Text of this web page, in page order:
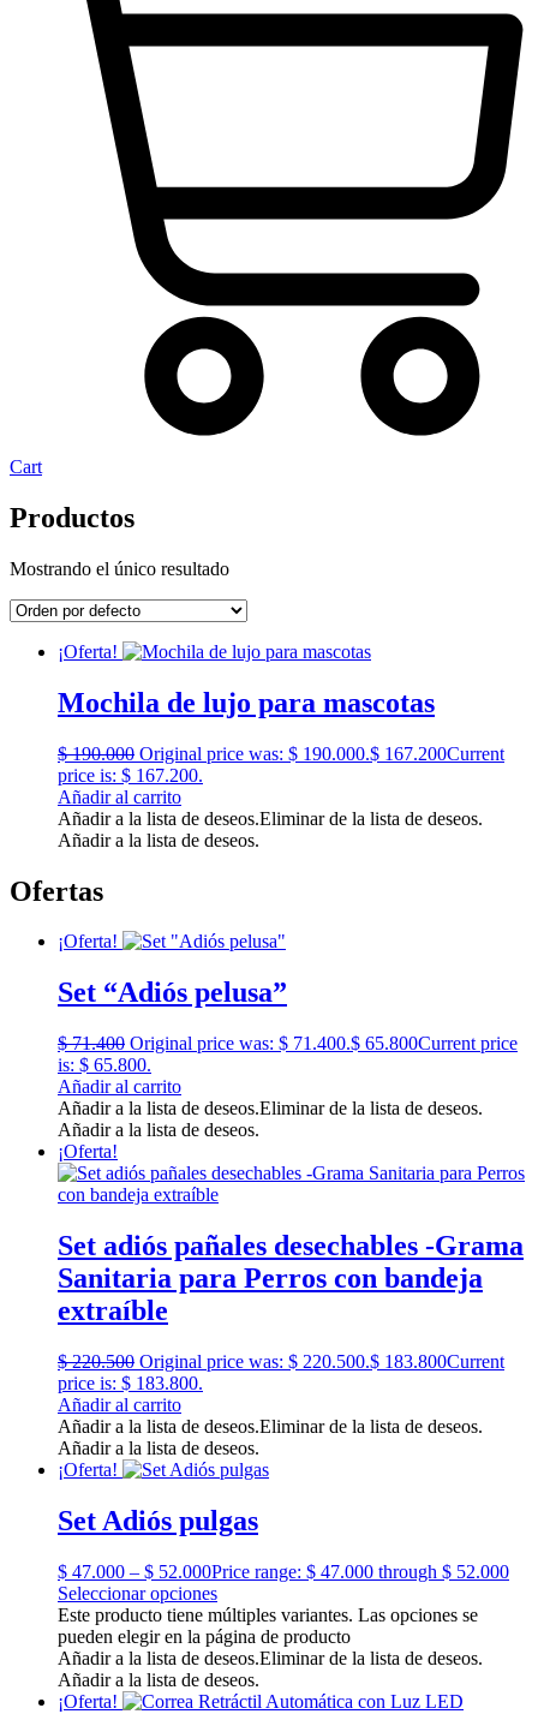
Cart
Productos
Mostrando el único resultado
¡Oferta!
Mochila de lujo para mascotas
$190.000 Original price was: $ 190.000.$ 167.200Current
price is: $ 167.200.
Añadir al carrito
Añadir a la lista de deseos.Eliminar de la lista de deseos.
Añadir a la lista de deseos.
Ofertas
¡Oferta!
Set “Adiós pelusa”
$71.400 Original price was: $ 71.400.$ 65.800Current price
is: $ 65.800.
Añadir al carrito
Añadir a la lista de deseos.Eliminar de la lista de deseos.
Añadir a la lista de deseos.
¡Oferta!
Set adiós pañales desechables -Grama
Sanitaria para Perros con bandeja
extraíble
$220.500 Original price was: $ 220.500.$ 183.800Current
price is: $ 183.800.
Añadir al carrito
Añadir a la lista de deseos.Eliminar de la lista de deseos.
Añadir a la lista de deseos.
¡Oferta!
Set Adiós pulgas
$ 47.000 – $ 52.000Price range: $ 47.000 through $ 52.000
Seleccionar opciones
Este producto tiene múltiples variantes. Las opciones se
pueden elegir en la página de producto
Añadir a la lista de deseos.Eliminar de la lista de deseos.
Añadir a la lista de deseos.
¡Oferta!